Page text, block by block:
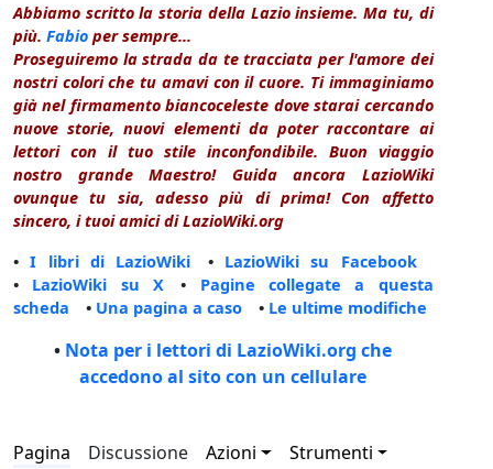
Abbiamo scritto la storia della Lazio insieme. Ma tu, di
più. Fabio per sempre...
Proseguiremo la strada da te tracciata per l'amore dei
nostri colori che tu amavi con il cuore. Ti immaginiamo
già nel firmamento biancoceleste dove starai cercando
nuove storie, nuovi elementi da poter raccontare ai
lettori con il tuo stile inconfondibile. Buon viaggio
nostro grande Maestro! Guida ancora LazioWiki
ovunque tu sia, adesso più di prima! Con affetto
sincero, i tuoi amici di LazioWiki.org
•I libri di LazioWiki • LazioWiki su Facebook
• LazioWiki su X • Pagine collegate a questa
scheda • Una pagina a caso • Le ultime modifiche
• Nota per i lettori di LazioWiki.org che
accedono al sito con un cellulare
Pagina Discussione Azioni Strumenti